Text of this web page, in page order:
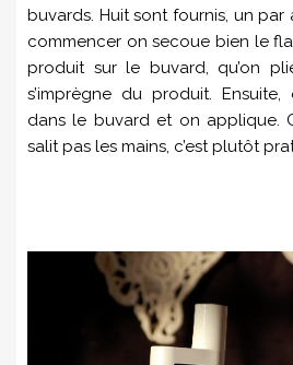
buvards. Huit sont fournis, un par
commencer on secoue bien le
produit sur le buvard, qu’on
s’imprègne du produit.
dans le buvard et on applique.
salit pas les mains, c’est plutôt